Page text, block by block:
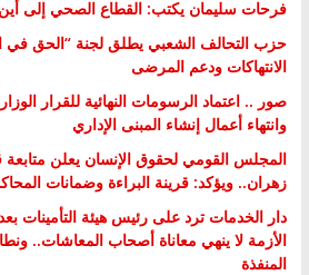
فرحات سليمان يكتب: القطاع الصحي إلى
حزب التحالف الشعبي يطلق لجنة “الحق في
الانتهاكات ودعم المرضى
صور .. اعتماد الرسومات النهائية للقرار
وانتهاء أعمال إنشاء المبنى الإداري
المجلس القومي لحقوق الإنسان يعلن
زهران.. ويؤكد: قرينة البراءة وضمانات
دار الخدمات ترد على رئيس هيئة التأمينات
الأزمة لا ينهي معاناة أصحاب المعاشات..
المنفذة